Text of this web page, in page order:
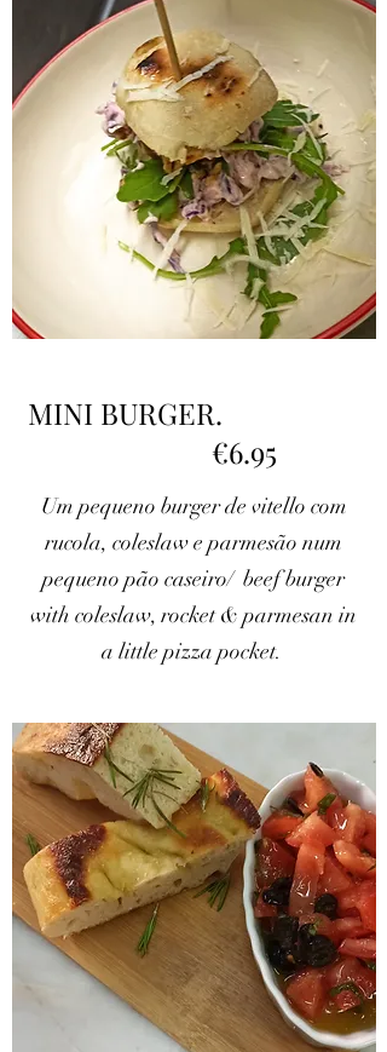
MINI BURGER.
€6.95
Um pequeno burger de vitello com
rucola, coleslaw e parmesão num
pequeno pão caseiro/ beef burger
with coleslaw, rocket & parmesan in
a little pizza pocket.